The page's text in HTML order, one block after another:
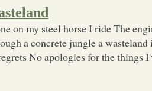
on my steel horse I ride The
a concrete jungle a
No apologies for the things